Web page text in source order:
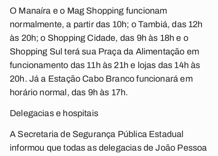
O Manaíra e o Mag Shopping funcionam
normalmente, a partir das 10h; o Tambiá, das 12h
às 20h; o Shopping Cidade, das 9h às 18h e o
Shopping Sul terá sua Praça da Alimentação em
funcionamento das 11h às 21h e lojas das 14h às
20h. Já a Estação Cabo Branco funcionará em
horário normal, das 9h às 17h.
Delegacias e hospitais
A Secretaria de Segurança Pública Estadual
informou que todas as delegacias de João Pessoa